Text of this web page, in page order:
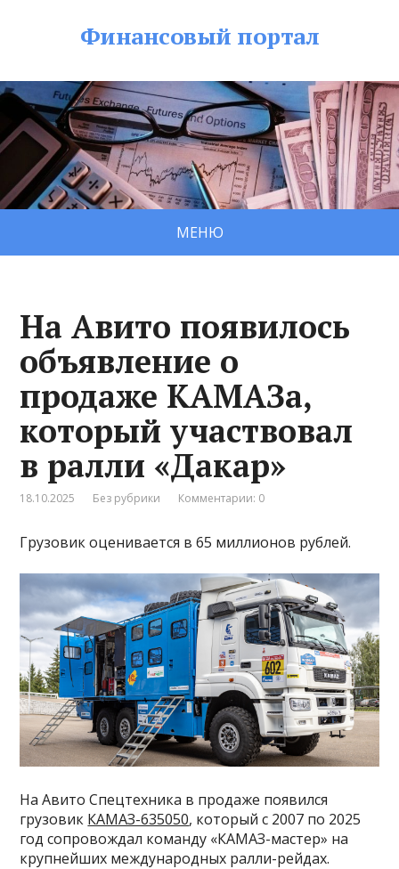
Финансовый портал
МЕНЮ
На Авито появилось
объявление о
продаже КАМАЗа,
который участвовал
в ралли «Дакар»
18.10.2025 Без рубрики Комментарии: 0
Грузовик оценивается в 65 миллионов рублей.
На Авито Спецтехника в продаже появился
грузовик КАМАЗ-635050, который с 2007 по 2025
год сопровождал команду «КАМАЗ-мастер» на
крупнейших международных ралли-рейдах.